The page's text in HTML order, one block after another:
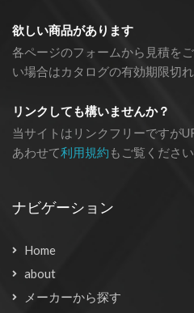
欲しい商品があります
各ページのフォームから見積を
い場合はカタログの有効期限切れ
リンクしても構いませんか？
当サイトはリンクフリーですが
あわせて利用規約 もご覧ください
ナビゲーション
Home
about
メーカーから探す